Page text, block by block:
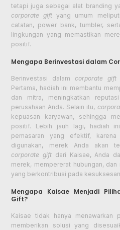
tetapi juga sebagai alat branding
corporate gift yang umum
catatan, power bank, tumbler,
lingkungan yang memastikan
positif.
Mengapa Berinvestasi dalam
Berinvestasi dalam corporate gift
Pertama, hadiah ini membantu
dan mitra, meningkatkan
perusahaan Anda. Selain itu,
kepuasan karyawan, sehingga
positif. Lebih jauh lagi, hadiah
pemasaran yang efektif,
digunakan, merek Anda akan
corporate gift dari Kaisae, Anda
merek, mempererat hubungan,
yang berkontribusi pada
Mengapa Kaisae Menjadi
Gift?
Kaisae tidak hanya menawarkan
memberikan solusi yang